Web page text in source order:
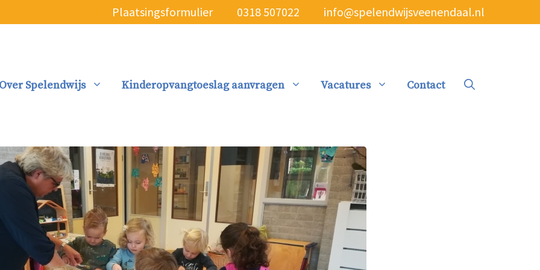
Plaatsingsformulier 0318 507022 info@spelendwijsveenendaal.nl
Over Spelendwijs Kinderopvangtoeslag aanvragen Vacatures Contact